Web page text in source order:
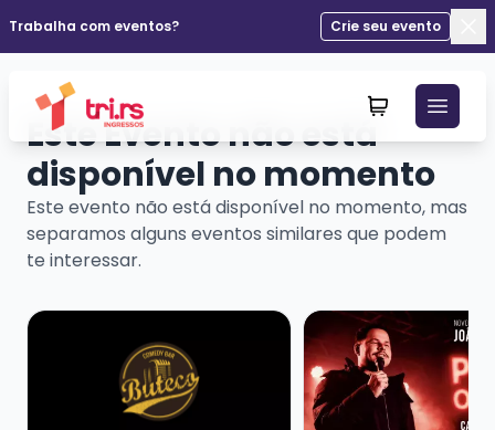
Trabalha com eventos?
Crie seu evento
Este Evento não está
disponível no momento
Este evento não está disponível no momento, mas
separamos alguns eventos similares que podem
te interessar.
Veja mais sobre MARCITO CASTRO - STANDUP
Veja mais sobre